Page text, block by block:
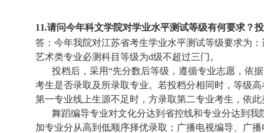
11.请问今年科文学院对学业水平测试等级有何要求？
答：今年我院对江苏省考生学业水平测试等级要求为
艺术类专业必测科目等级为d级不超过三门。
投档后，采用“先分数后等级，遵循专业志愿，依
考生是否录取及所录取专业。若投档分相同时，等级
第一专业线上生源不足时，方录取第二专业考生，依此
舞蹈编导专业对文化分达到省控线和专业分达到
加专业分从高到低顺序择优录取；广播电视编导、广